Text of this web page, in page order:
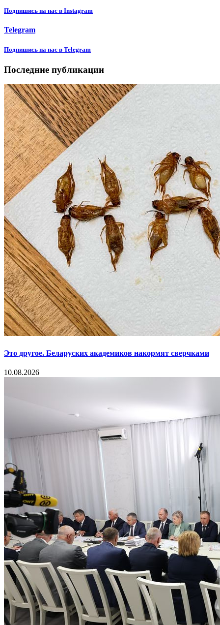
Подпишиcь на нас в Instagram
Telegram
Подпишиcь на нас в Telegram
Последние публикации
Это другое. Беларуских академиков накормят сверчками
10.08.2026